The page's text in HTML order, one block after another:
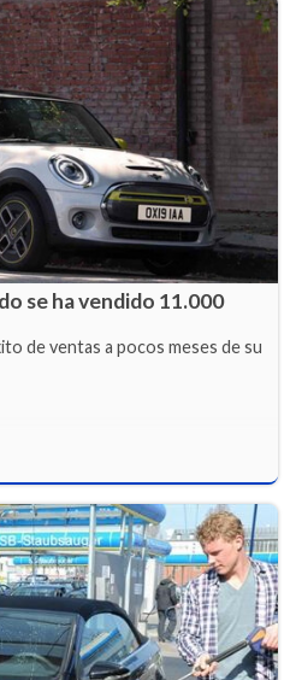
se ha vendido 11.000
de ventas a pocos meses de su